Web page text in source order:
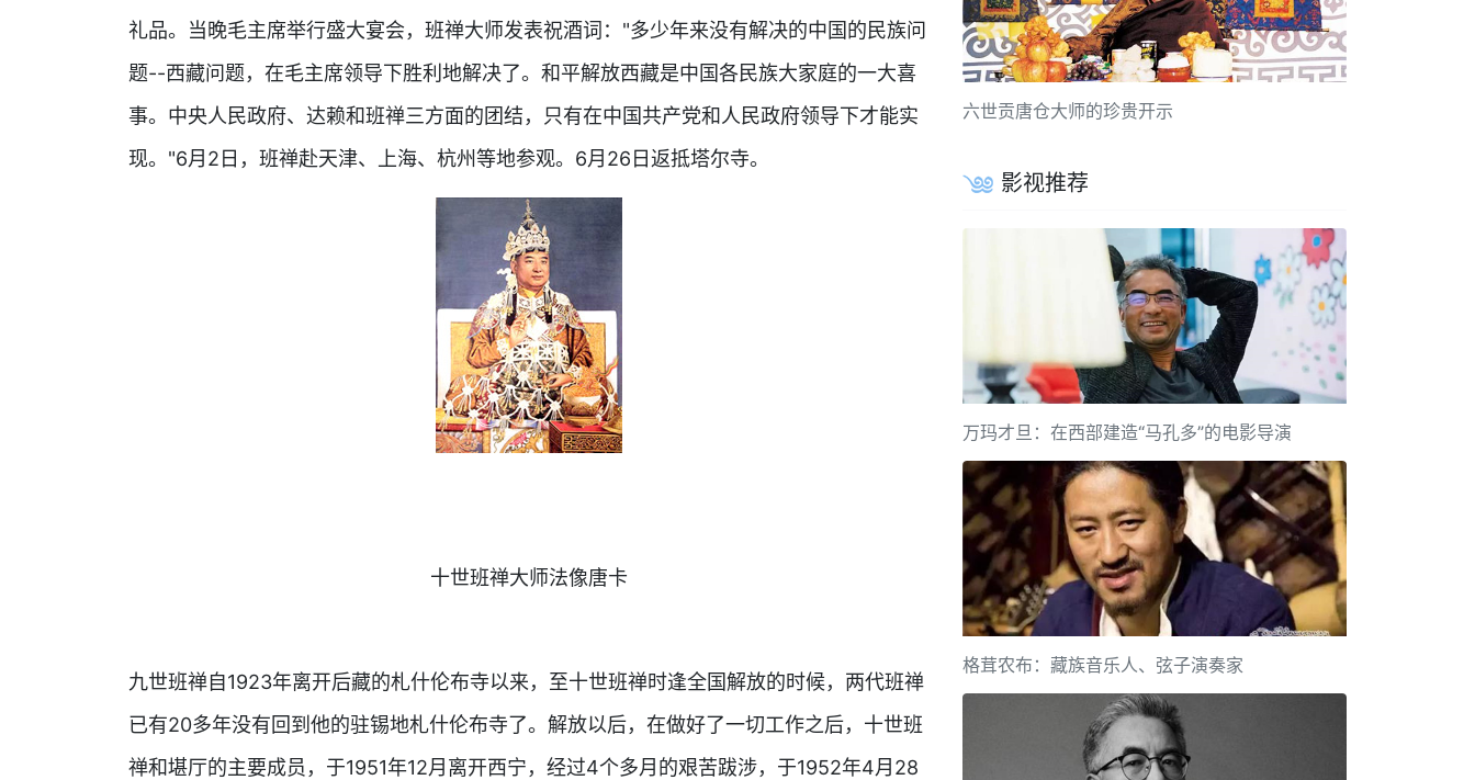
礼品。当晚毛主席举行盛大宴会，班禅大师发表祝酒词："多少年来没有解决的中国的民族问
题--西藏问题，在毛主席领导下胜利地解决了。和平解放西藏是中国各民族大家庭的一大喜
事。中央人民政府、达赖和班禅三方面的团结，只有在中国共产党和人民政府领导下才能实
现。"6月2日，班禅赴天津、上海、杭州等地参观。6月26日返抵塔尔寺。
十世班禅大师法像唐卡
九世班禅自1923年离开后藏的札什伦布寺以来，至十世班禅时逢全国解放的时候，两代班禅
已有20多年没有回到他的驻锡地札什伦布寺了。解放以后，在做好了一切工作之后，十世班
禅和堪厅的主要成员，于1951年12月离开西宁，经过4个多月的艰苦跋涉，于1952年4月28
六世贡唐仓大师的珍贵开示
影视推荐
万玛才旦：在西部建造“马孔多”的电影导演
格茸农布：藏族音乐人、弦子演奏家